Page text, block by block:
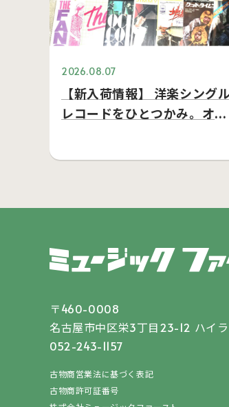
2026.08.07
【新入荷情報】 洋楽シングル
レコードをひとつかみ。オー
〒460-0008
名古屋市中区栄3丁目23-12 ハイ
052-243-1157
古物商営業法に基づく表記
古物商許可証番号